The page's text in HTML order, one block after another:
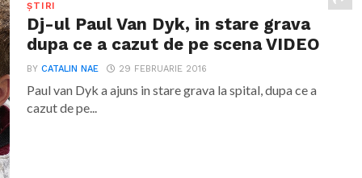
ȘTIRI
Dj-ul Paul Van Dyk, in stare grava
dupa ce a cazut de pe scena VIDEO
BYCATALIN NAE 29 FEBRUARIE 2016
Paul van Dyk a ajuns in stare grava la spital, dupa ce a
cazut de pe...